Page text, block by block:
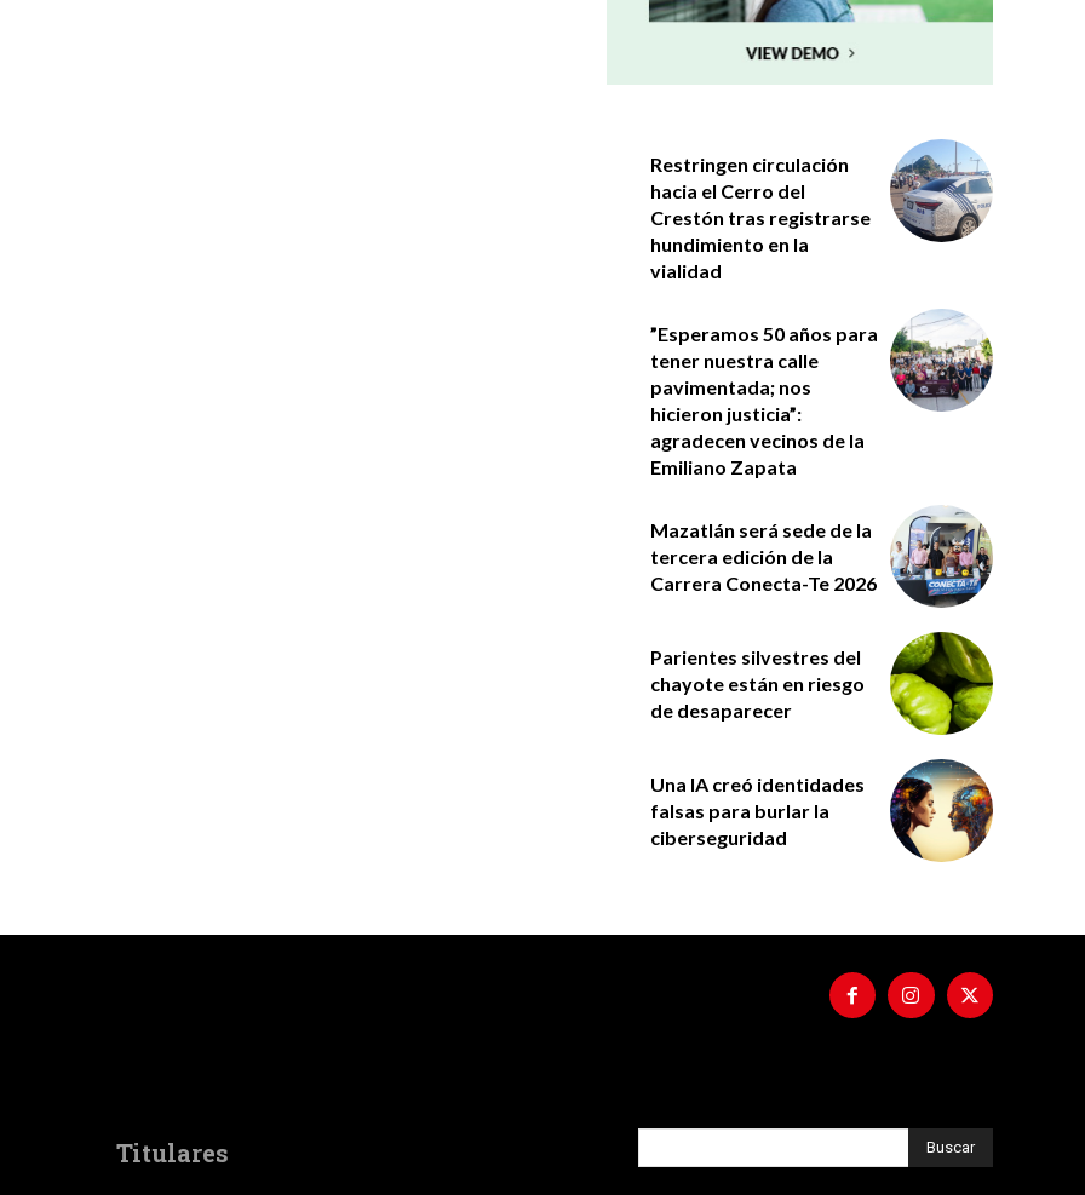
Restringen circulación
hacia el Cerro del
Crestón tras registrarse
hundimiento en la
vialidad
”Esperamos 50 años para
tener nuestra calle
pavimentada; nos
hicieron justicia”:
agradecen vecinos de la
Emiliano Zapata
Mazatlán será sede de la
tercera edición de la
Carrera Conecta-Te 2026
Parientes silvestres del
chayote están en riesgo
de desaparecer
Una IA creó identidades
falsas para burlar la
ciberseguridad
Titulares Buscar